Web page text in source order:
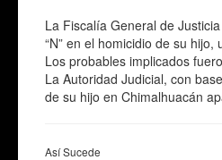
La Fiscalía General de
“N” en el homicidio de su
Los probables implicados
La Autoridad Judicial, con
de su hijo en Chimalhuacán
Así Sucede